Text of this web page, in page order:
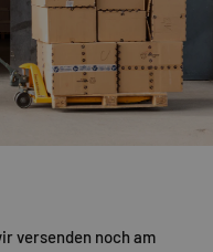
versenden noch am